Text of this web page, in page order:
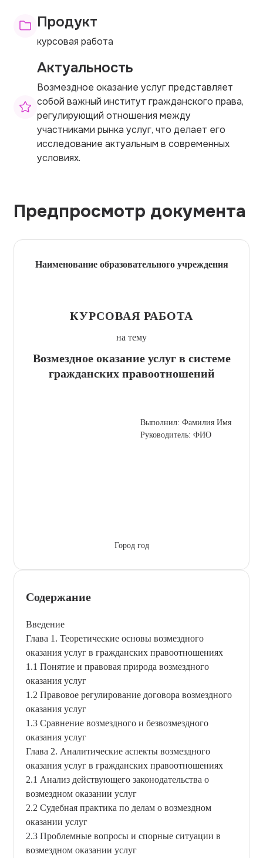
Продукт
курсовая работа
Актуальность
Возмездное оказание услуг представляет
собой важный институт гражданского права,
регулирующий отношения между
участниками рынка услуг, что делает его
исследование актуальным в современных
условиях.
Предпросмотр документа
Наименование образовательного учреждения
КУРСОВАЯ РАБОТА
на тему
Возмездное оказание услуг в системе
гражданских правоотношений
Выполнил: Фамилия Имя
Руководитель: ФИО
Город год
Содержание
Введение
Глава 1. Теоретические основы возмездного
оказания услуг в гражданских правоотношениях
1.1 Понятие и правовая природа возмездного
оказания услуг
1.2 Правовое регулирование договора возмездного
оказания услуг
1.3 Сравнение возмездного и безвозмездного
оказания услуг
Глава 2. Аналитические аспекты возмездного
оказания услуг в гражданских правоотношениях
2.1 Анализ действующего законодательства о
возмездном оказании услуг
2.2 Судебная практика по делам о возмездном
оказании услуг
2.3 Проблемные вопросы и спорные ситуации в
возмездном оказании услуг